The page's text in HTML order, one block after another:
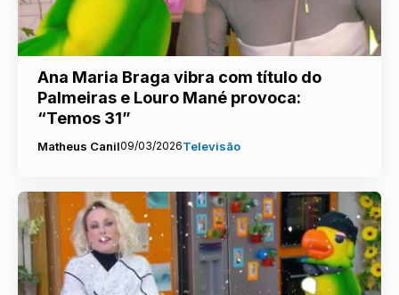
Ana Maria Braga vibra com título do
Palmeiras e Louro Mané provoca:
“Temos 31”
Matheus Canil09/03/2026Televisão